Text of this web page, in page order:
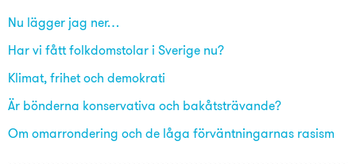
Nu lägger jag ner…
Har vi fått folkdomstolar i Sverige nu?
Klimat, frihet och demokrati
Är bönderna konservativa och bakåtsträvande?
Om omarrondering och de låga förväntningarnas rasism